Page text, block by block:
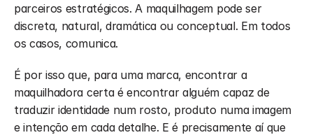
parceiros estratégicos. A maquilhagem pode ser
discreta, natural, dramática ou conceptual. Em todos
os casos, comunica.
É por isso que, para uma marca, encontrar a
maquilhadora certa é encontrar alguém capaz de
traduzir identidade num rosto, produto numa imagem
e intenção em cada detalhe. E é precisamente aí que